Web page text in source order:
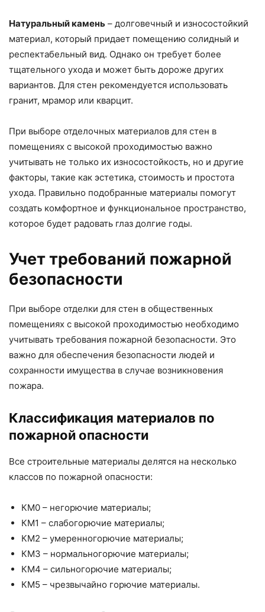
Натуральный камень – долговечный и износостойкий
материал, который придает помещению солидный и
респектабельный вид. Однако он требует более
тщательного ухода и может быть дороже других
вариантов. Для стен рекомендуется использовать
гранит, мрамор или кварцит.
При выборе отделочных материалов для стен в
помещениях с высокой проходимостью важно
учитывать не только их износостойкость, но и другие
факторы, такие как эстетика, стоимость и простота
ухода. Правильно подобранные материалы помогут
создать комфортное и функциональное пространство,
которое будет радовать глаз долгие годы.
Учет требований пожарной
безопасности
При выборе отделки для стен в общественных
помещениях с высокой проходимостью необходимо
учитывать требования пожарной безопасности. Это
важно для обеспечения безопасности людей и
сохранности имущества в случае возникновения
пожара.
Классификация материалов по
пожарной опасности
Все строительные материалы делятся на несколько
классов по пожарной опасности:
КМ0 – негорючие материалы;
КМ1 – слабогорючие материалы;
КМ2 – умеренногорючие материалы;
КМ3 – нормальногорючие материалы;
КМ4 – сильногорючие материалы;
КМ5 – чрезвычайно горючие материалы.